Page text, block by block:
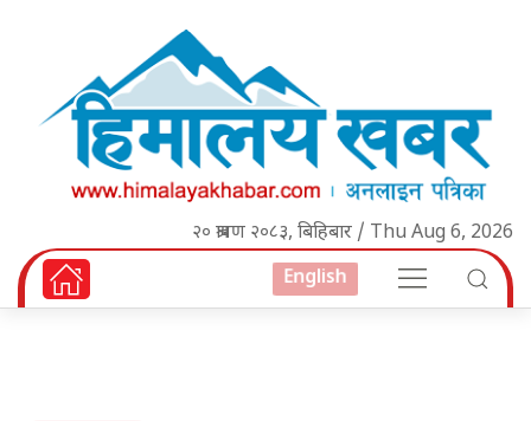
२० श्रावण २०८३, बिहिबार / Thu Aug 6, 2026
English